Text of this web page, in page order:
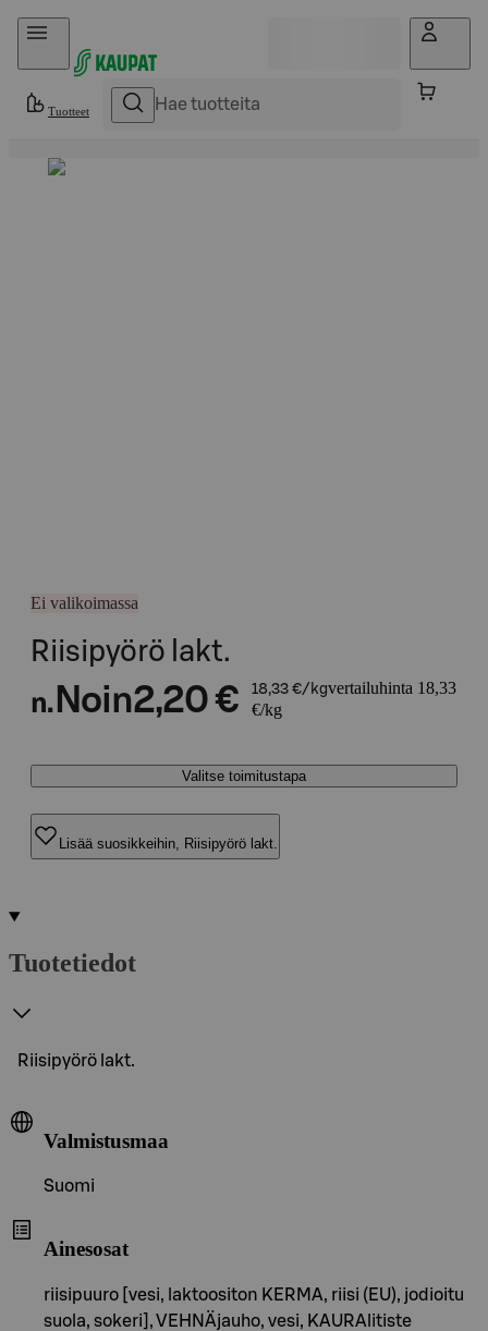
Hyppää sisältöön
Tuotteet
Ei valikoimassa
Riisipyörö lakt.
n. Noin2,20 € 18,33 €/kgvertailuhinta 18,33
€/kg
Valitse toimitustapa
Lisää suosikkeihin, Riisipyörö lakt.
Tuotetiedot
Riisipyörö lakt.
Valmistusmaa
Suomi
Ainesosat
riisipuuro [vesi, laktoositon KERMA, riisi (EU), jodioitu
suola, sokeri], VEHNÄjauho, vesi, KAURAlitiste